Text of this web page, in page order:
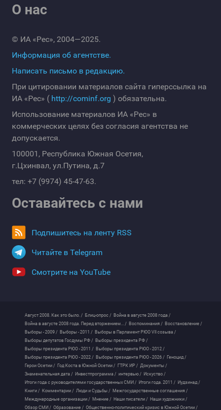
О нас
© ИА «Рес», 2004—2025.
Информация об агентстве.
Написать письмо в редакцию.
При цитировании материалов сайта гиперссылка на
ИА «Рес» ( http://cominf.org ) обязательна.
Использование материалов ИА «Рес» в
коммерческих целях без согласия агентства не
допускается.
100001, Республика Южная Осетия,
г.Цхинвал, ул.Путина, д.7
тел: +7 (9974) 45-47-63.
Оставайтесь с нами
Подпишитесь на ленту RSS
Читайте в Telegram
Смотрите на YouTube
Август 2008. Как это было. / Блиц-опрос / Война в августе 2008 года /
Война в августе 2008 года. Перед вторжением... / Воспоминания / Восстановление /
Выборы - 2009 / Выборы - 2011 / Выборы в Парламент РЮО VII созыва /
Выборы депутатов Госдумы РФ / Выборы президента РФ /
Выборы президента РЮО - 2011 / Выборы президента РЮО - 2012 /
Выборы президента РЮО - 2022 / Выборы президента РЮО - 2026 / Геноцид /
Герои Осетии / Год Коста в Южной Осетии / ГТРК ИР / Документы /
Знаменательная дата / Инвестпрограмма / интервью / Искуство /
Итоги года с руководителями государственных СМИ / Итоги года. 2011 / Иудзинад /
Книги / Комментарии / Люди и Судьбы / Межгосударственные соглашения /
Международные организации / Мнение / Наши писатели / Наши художники /
Обзор СМИ / Образование / Общественно-политический кризис в Южной Осетии /